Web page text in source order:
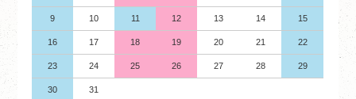
9 10 11 12 13 14 15
16 17 18 19 20 21 22
23 24 25 26 27 28 29
30 31